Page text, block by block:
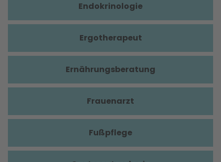
Endokrinologie
Ergotherapeut
Ernährungsberatung
Frauenarzt
Fußpflege